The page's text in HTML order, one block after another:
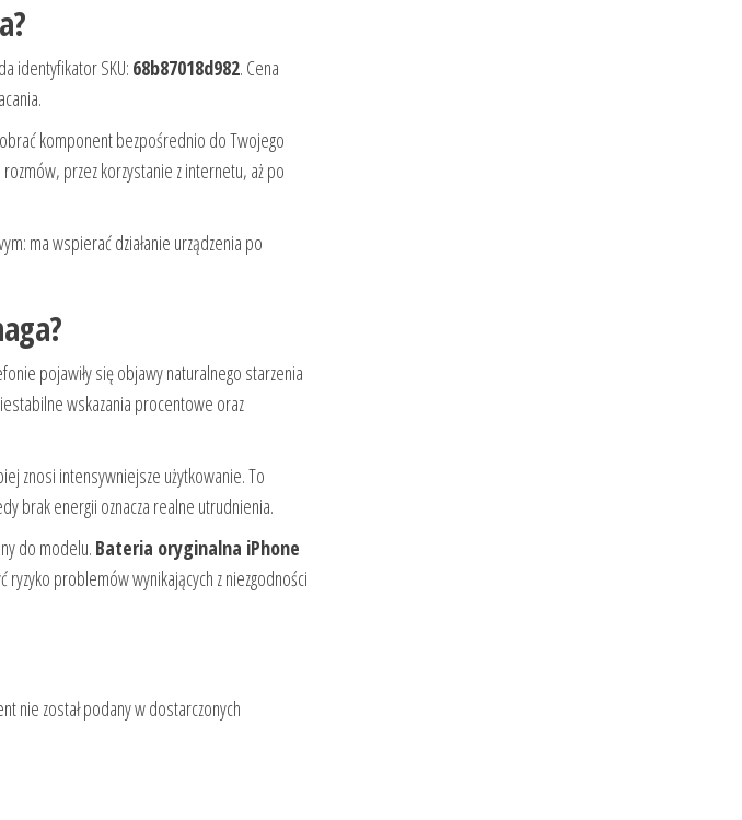
identyfikator SKU: 68b87018d982. Cena
komponent bezpośrednio do Twojego
przez korzystanie z internetu, aż po
ma wspierać działanie urządzenia po
pojawiły się objawy naturalnego starzenia
wskazania procentowe oraz
znosi intensywniejsze użytkowanie. To
brak energii oznacza realne utrudnienia.
do modelu. Bateria oryginalna iPhone
problemów wynikających z niezgodności
nie został podany w dostarczonych